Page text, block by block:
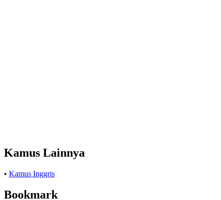
Kamus Lainnya
• Kamus Inggris
Bookmark